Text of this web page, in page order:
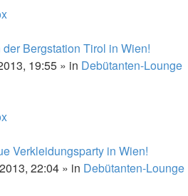
Bergstation Tirol in Wien!
19:55 » in Debütanten-Lounge
Verkleidungsparty in Wien!
22:04 » in Debütanten-Lounge